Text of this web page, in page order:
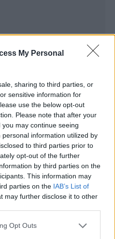
My Personal
sharing to third parties, or
sensitive information for
use the below opt-out
Please note that after your
may continue seeing
information utilized by
to third parties prior to
opt-out of the further
by third parties on the
This information may
parties on the IAB’s List of
may further disclose it to other
Opt Outs
στοGoogle News
hot νέα
θέματα γιαΜόδα,
Celebritiesστο νέο